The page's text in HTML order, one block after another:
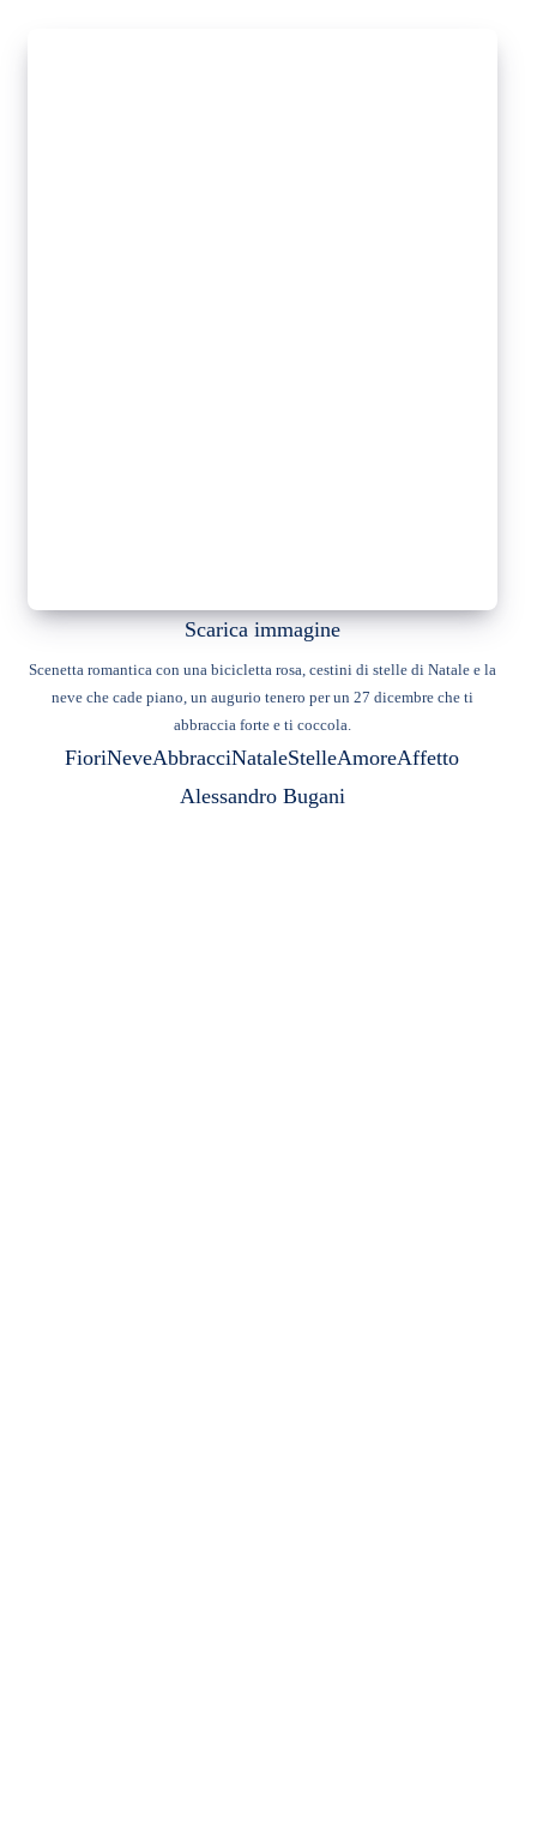
Scarica immagine
Scenetta romantica con una bicicletta rosa, cestini di stelle di Natale e la
neve che cade piano, un augurio tenero per un 27 dicembre che ti
abbraccia forte e ti coccola.
FioriNeveAbbracciNataleStelleAmoreAffetto
Alessandro Bugani